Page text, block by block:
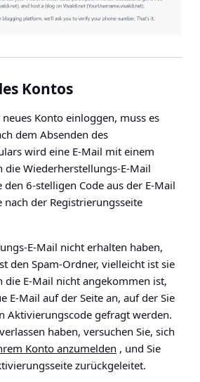
Kontos
Konto einloggen, muss es
dem Absenden des
wird eine E-Mail mit einem
die Wiederherstellungs-E-Mail
den 6-stelligen Code aus der E-Mail
nach der Registrierungsseite
E-Mail nicht erhalten haben,
den Spam-Ordner, vielleicht ist sie
die E-Mail nicht angekommen ist,
E-Mail auf der Seite an, auf der Sie
Aktivierungscode gefragt werden.
haben, versuchen Sie, sich
Konto anzumelden , und Sie
zurückgeleitet.